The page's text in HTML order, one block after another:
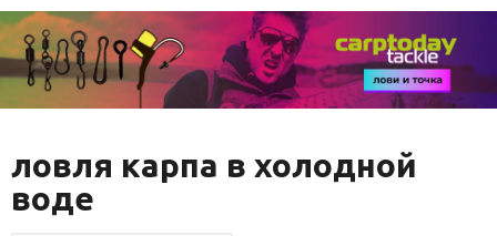
ловля карпа в холодной
воде